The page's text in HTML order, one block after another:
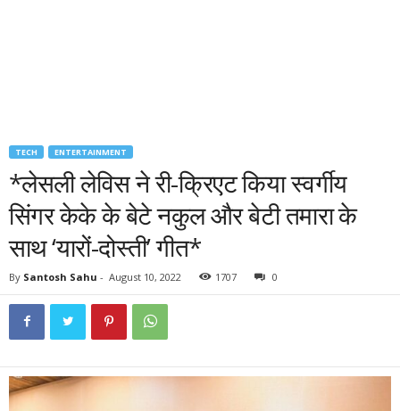
TECH ENTERTAINMENT
*लेसली लेविस ने री-क्रिएट किया स्वर्गीय
सिंगर केके के बेटे नकुल और बेटी तमारा के
साथ ‘यारों-दोस्ती’ गीत*
By Santosh Sahu - August 10, 2022 1707 0